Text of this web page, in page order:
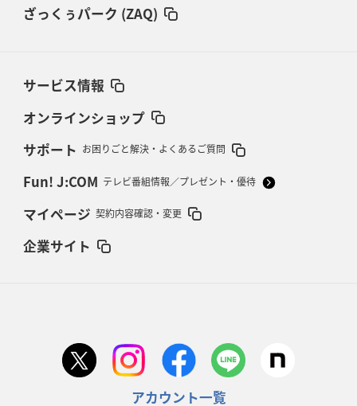
ざっくぅパーク (ZAQ)
サービス情報
オンラインショップ
サポート お困りごと解決・よくあるご質問
Fun! J:COM テレビ番組情報／プレゼント・優待
マイページ 契約内容確認・変更
企業サイト
アカウント一覧